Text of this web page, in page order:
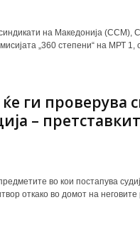
на Македонија (ССМ),
„360 степени“ на МРТ 1,
ќе ги проверува
–
во кои постапува
откако во домот на